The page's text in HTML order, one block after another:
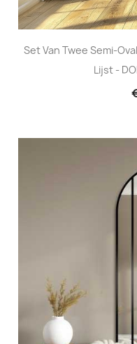
Set Van Twee Semi-
Lijst -